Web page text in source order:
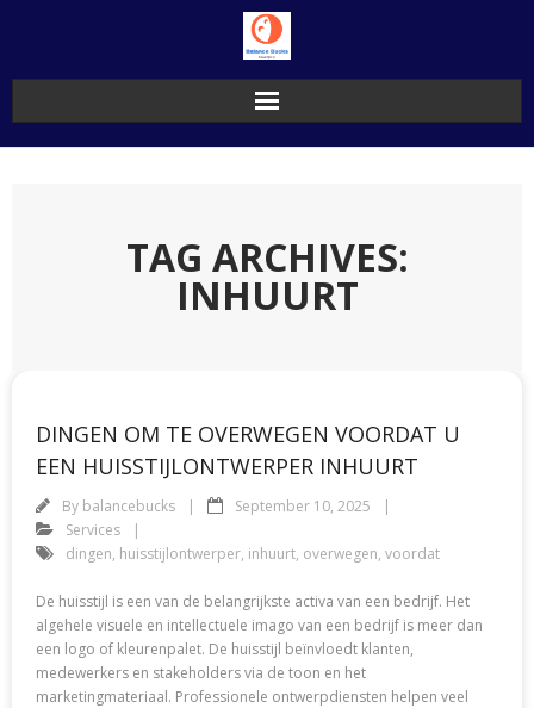
TAG ARCHIVES:
INHUURT
DINGEN OM TE OVERWEGEN VOORDAT U
EEN HUISSTIJLONTWERPER INHUURT
By balancebucks
September 10, 2025
Services
dingen, huisstijlontwerper, inhuurt, overwegen, voordat
De huisstijl is een van de belangrijkste activa van een bedrijf. Het
algehele visuele en intellectuele imago van een bedrijf is meer dan
een logo of kleurenpalet. De huisstijl beïnvloedt klanten,
medewerkers en stakeholders via de toon en het
marketingmateriaal. Professionele ontwerpdiensten helpen veel